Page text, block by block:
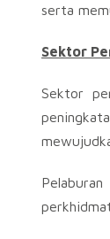
serta
Sektor
Sektor